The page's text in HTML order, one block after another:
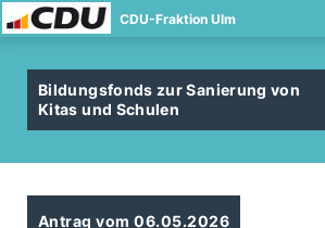
CDU-Fraktion Ulm
Bildungsfonds zur Sanierung von
Kitas und Schulen
Antrag vom 06.05.2026